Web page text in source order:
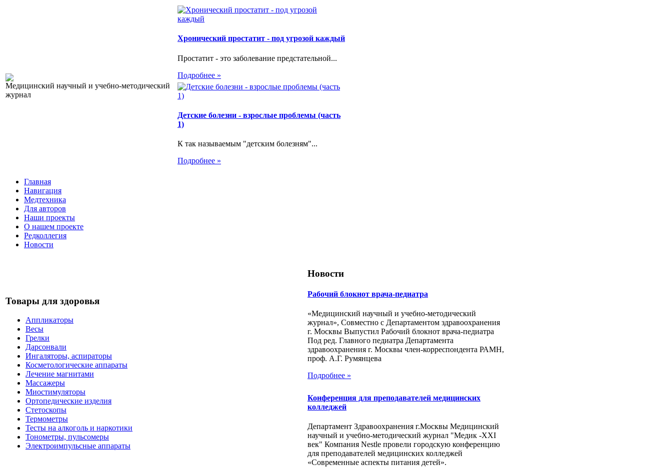
Медицинский научный и учебно-методический
журнал
Хронический простатит - под угрозой каждый
Простатит - это заболевание предстательной...
Подробнее »
Детские болезни - взрослые проблемы (часть
1)
К так называемым "детским болезням"...
Подробнее »
Главная
Навигация
Медтехника
Для авторов
Наши проекты
О нашем проекте
Редколлегия
Новости
Товары для здоровья
Аппликаторы
Весы
Грелки
Дарсонвали
Ингаляторы, аспираторы
Косметологические аппараты
Лечение магнитами
Массажеры
Миостимуляторы
Ортопедические изделия
Стетоскопы
Термометры
Тесты на алкоголь и наркотики
Тонометры, пульсомеры
Электроимпульсные аппараты
Новости
Рабочий блокнот врача-педиатра
«Медицинский научный и учебно-методический
журнал», Совместно с Департаментом здравоохранения
г. Москвы Выпустил Рабочий блокнот врача-педиатра
Под ред. Главного педиатра Департамента
здравоохранения г. Москвы член-корреспондента РАМН,
проф. А.Г. Румянцева
Подробнее »
Конференция для преподавателей медицинских
колледжей
Департамент Здравоохранения г.Москвы Медицинский
научный и учебно-методический журнал "Медик -ХХI
век" Компания Nestle провели городскую конференцию
для преподавателей медицинских колледжей
«Современные аспекты питания детей».